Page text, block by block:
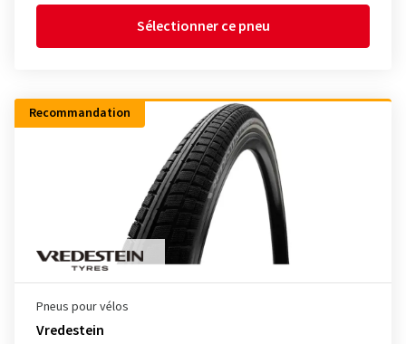
Sélectionner ce pneu
Recommandation
Pneus pour vélos
Vredestein